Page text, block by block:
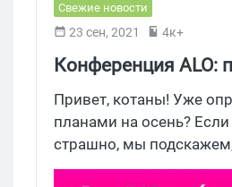
Свежие новости
23 сен, 2021 4к+
Конференция ALO:
пойти на
арбитражников?
Привет, котаны! Уже
планами на осень? Если
страшно, мы
21 и 22 октября. В эти